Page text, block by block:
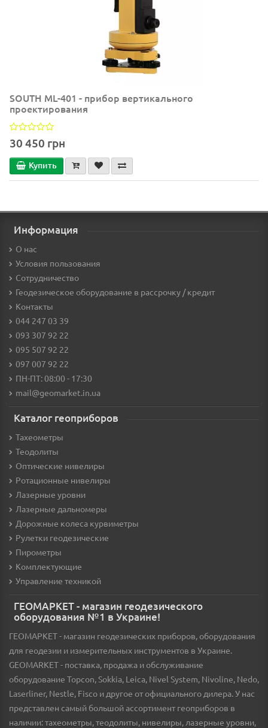
SOUTH ML-401 - прибор вертикального
проектирования
30 450 грн
Купить
Информация
О нас
Условия пользования
Сотрудничество
Геодезическое оборудование в рассрочку / кредит
Контакты
044 247 03 39
093 307 92 22
095 507 92 22
097 007 92 22
ПН-ПТ: 08:00 - 17:30
mail@geomarket.in.ua
Каталог геоприборов
Тахеометры
Теодолиты
Оптические нивелиры
Ротационные нивелиры
Лазерные уровни
Лазерные дальномеры
Дорожные колеса курвиметры
Рулетки геодезические
Пирометры
Комплектующие
Управление техникой
ГЕОМАРКЕТ - магазин геодезического
оборудования №1 в Украине!
ГЕОМАРКЕТ - магазин геодезических приборов, оборудования
для геодезии и измерительных инструментов в Украине.
GEOMARKET - поставка, продажа и обслуживание
оборудование Topcon, Sokkia, Leica, Nivel System, Nivoline, Nedo,
Laserliner, Nestle, Fisco и другое от официального дилера. У нас
представлен самый большой ассортимент геоприборов в
наличии: тахеометры, теодолиты, нивелиры, лазерные уровни,